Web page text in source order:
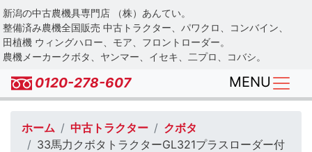
Skip
to
main
content
新潟の中古農機具専門店 （株）あんてい。
整備済み農機全国販売 中古トラクター、パワクロ、コンバイン、
田植機 ウィングハロー、モア、フロントローダー。
農機メーカークボタ、ヤンマー、イセキ、二プロ、コバシ。
0120-278-607 MENU
ホーム 中古トラクター
クボタ
33馬力クボタトラクターGL321プラスローダー付